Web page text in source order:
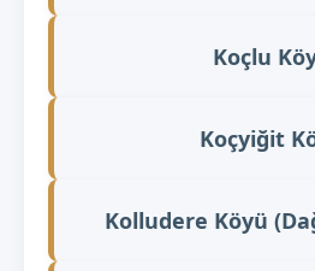
Koçlu
Koçyiğit
Kolludere Köyü